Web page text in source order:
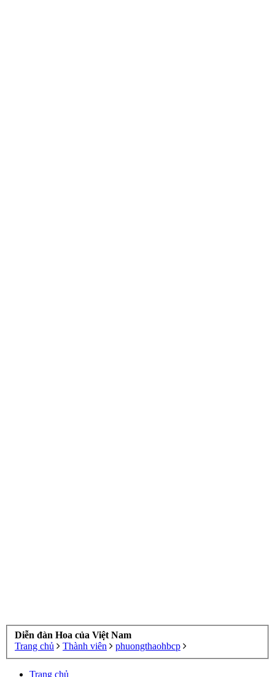
Diễn đàn Hoa của Việt Nam
Trang chủ
Thành viên phuongthaohbcp
Trang chủ